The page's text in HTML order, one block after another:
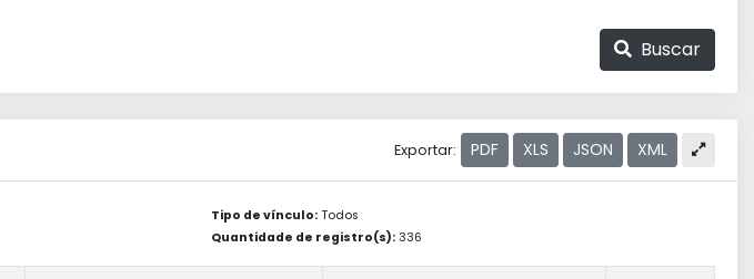
Buscar
Exportar: PDF XLS JSON XML
Tipo de vínculo: Todos
Quantidade de registro(s): 336